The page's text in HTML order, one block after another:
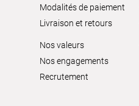
Modalités de paiement
Livraison et retours
Nos valeurs
Nos engagements
Recrutement